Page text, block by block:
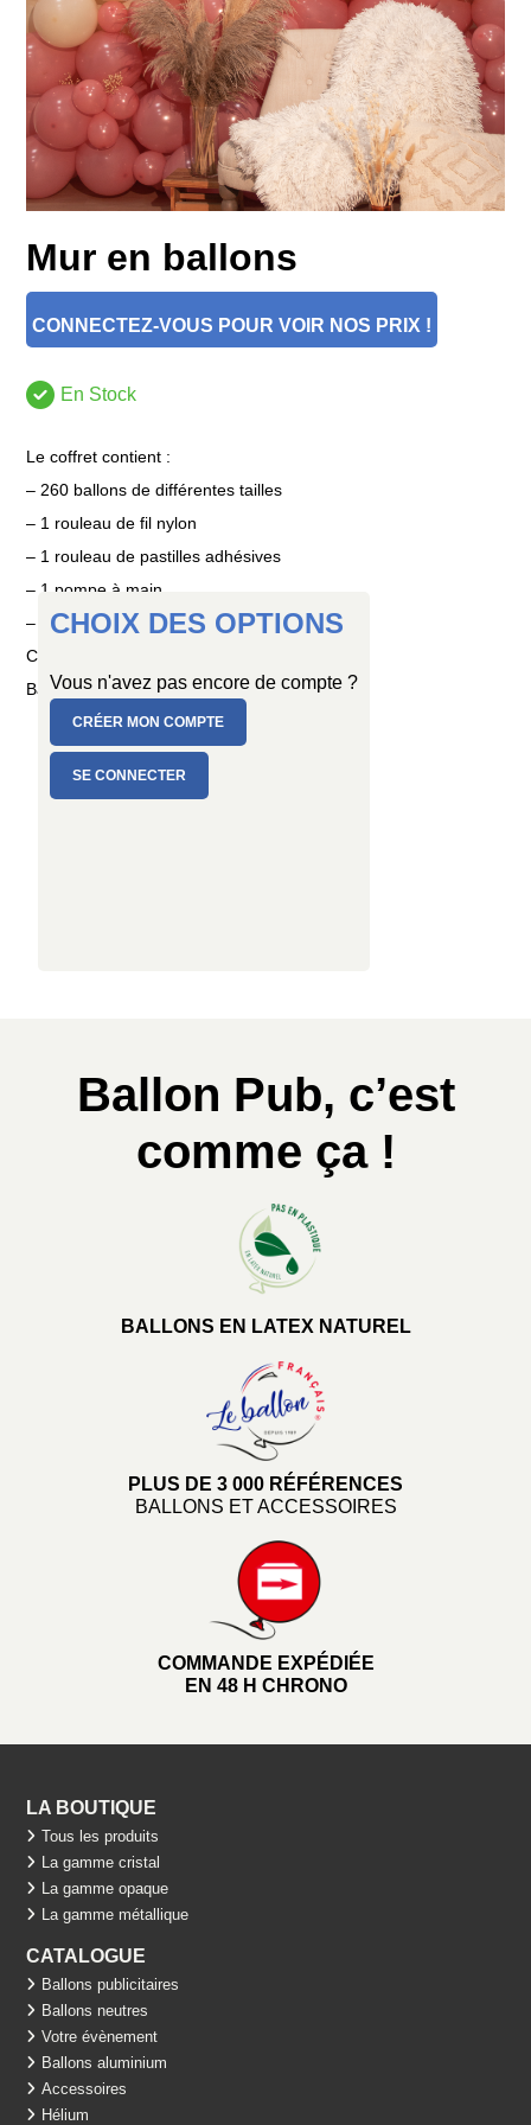
Mur en ballons
CONNECTEZ-VOUS POUR VOIR NOS PRIX !
En Stock
Le coffret contient :
– 260 ballons de différentes tailles
– 1 rouleau de fil nylon
– 1 rouleau de pastilles adhésives
– 1 pompe à main
– 1 mode d’emploi détaillé
Coloris : beige et rose blush
Ballons en latex naturel, fabrication française.
CHOIX DES OPTIONS
Vous n'avez pas encore de compte ?
CRÉER MON COMPTE
SE CONNECTER
Ballon Pub, c’est
comme ça !
BALLONS EN LATEX NATUREL
PLUS DE 3 000 RÉFÉRENCES
BALLONS ET ACCESSOIRES
COMMANDE EXPÉDIÉE
EN 48 H CHRONO
LA BOUTIQUE
Tous les produits
La gamme cristal
La gamme opaque
La gamme métallique
CATALOGUE
Ballons publicitaires
Ballons neutres
Votre évènement
Ballons aluminium
Accessoires
Hélium